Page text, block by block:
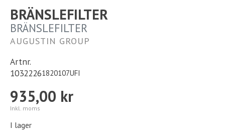
BRÄNSLEFILTER
BRÄNSLEFILTER
AUGUSTIN GROUP
Artnr.
10322261820107UFI
935,00 kr
Inkl. moms
I lager